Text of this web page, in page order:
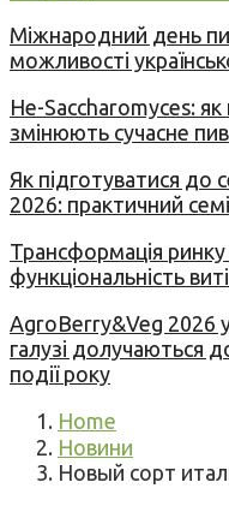
Міжнародний день
можливості
Не-Saccharomyces: як
змінюють сучасне
Як підготуватися до
2026: практичний
Трансформація ринку
функціональність
AgroBerry&Veg 2026 у
галузі долучаються
події року
Home
Новини
Новый сорт